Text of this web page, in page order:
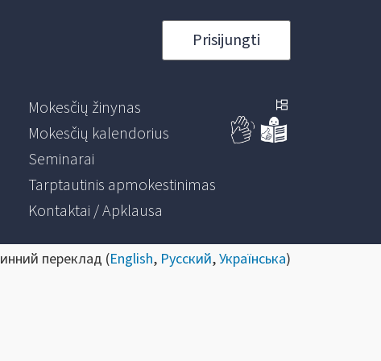
Prisijungti
Mokesčių žinynas
Mokesčių kalendorius
Seminarai
Tarptautinis apmokestinimas
Kontaktai / Apklausa
переклад (English, Русский,Українська)